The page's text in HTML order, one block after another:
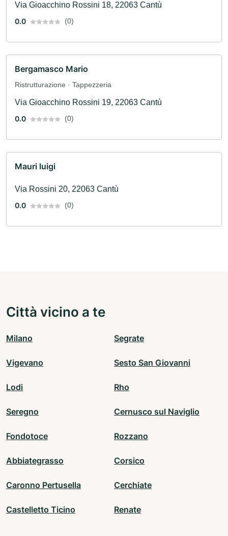
Via Gioacchino Rossini 18, 22063 Cantù
0.0
(0)
Bergamasco Mario
Ristrutturazione · Tappezzeria
Via Gioacchino Rossini 19, 22063 Cantù
0.0
(0)
Mauri luigi
Via Rossini 20, 22063 Cantù
0.0
(0)
Città vicino a te
Milano Segrate
Vigevano Sesto San Giovanni
Lodi Rho
Seregno Cernusco sul Naviglio
Fondotoce Rozzano
Abbiategrasso Corsico
Caronno Pertusella Cerchiate
Castelletto Ticino Renate